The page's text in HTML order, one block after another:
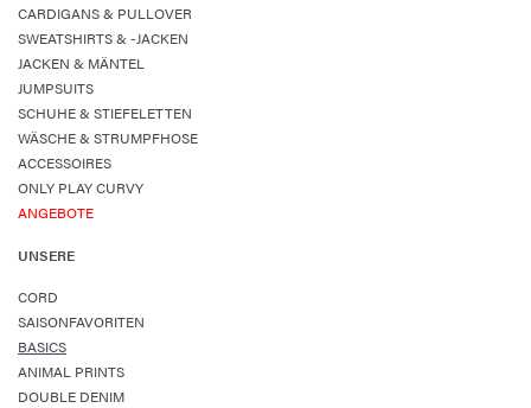
CARDIGANS & PULLOVER
SWEATSHIRTS & -JACKEN
JACKEN & MÄNTEL
JUMPSUITS
SCHUHE & STIEFELETTEN
WÄSCHE & STRUMPFHOSE
ACCESSOIRES
ONLY PLAY CURVY
ANGEBOTE
UNSERE
CORD
SAISONFAVORITEN
BASICS
ANIMAL PRINTS
DOUBLE DENIM